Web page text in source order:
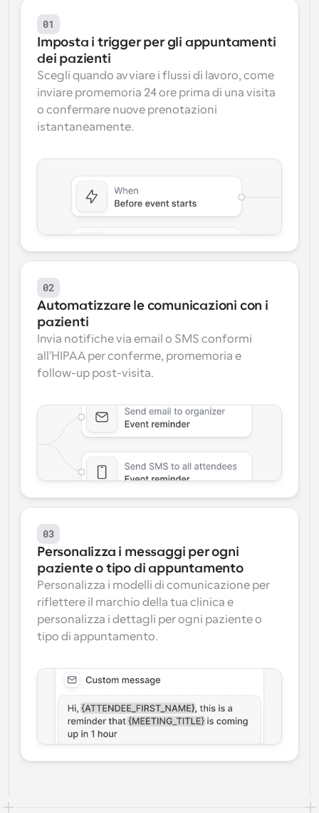
01
Imposta i trigger per gli appuntamenti
dei pazienti
Scegli quando avviare i flussi di lavoro, come
inviare promemoria 24 ore prima di una visita
o confermare nuove prenotazioni
istantaneamente.
02
Automatizzare le comunicazioni con i
pazienti
Invia notifiche via email o SMS conformi
all'HIPAA per conferme, promemoria e
follow-up post-visita.
03
Personalizza i messaggi per ogni
paziente o tipo di appuntamento
Personalizza i modelli di comunicazione per
riflettere il marchio della tua clinica e
personalizza i dettagli per ogni paziente o
tipo di appuntamento.